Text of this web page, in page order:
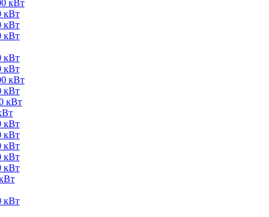
кВт
кВт
кВт
кВт
кВт
кВт
кВт
кВт
кВт
кВт
кВт
кВт
кВт
кВт
кВт